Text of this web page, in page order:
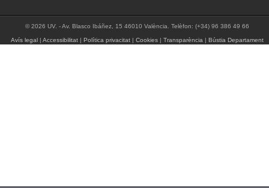
© 2026 UV. - Av. Blasco Ibáñez, 15 46010 València. Telèfon: (+34) 96 386 49 66
Avís legal |Accessibilitat |Política privacitat |Cookies |Transparència |Bústia Departament